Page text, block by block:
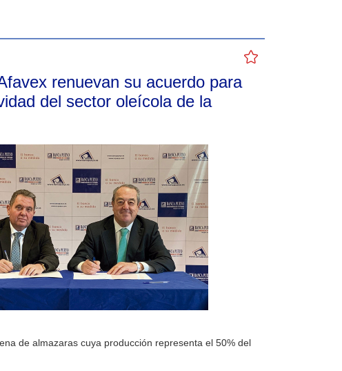
renuevan su acuerdo para
del sector oleícola de la
de almazaras cuya producción representa el 50% del